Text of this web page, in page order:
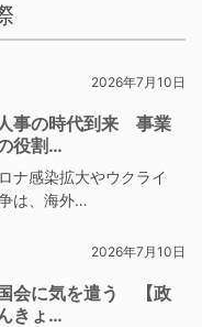
2026年7月10日
事の時代到来 事業
役割…
ナ感染拡大やウクライ
は、海外…
2026年7月10日
会に気を遣う 【政
きょ…